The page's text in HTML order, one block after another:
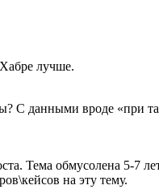
лучше.
С данными вроде «при
Тема обмусолена 5-7
на эту тему.